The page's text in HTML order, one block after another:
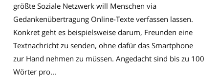
größte Soziale Netzwerk will Menschen via
Gedankenübertragung Online-Texte verfassen lassen.
Konkret geht es beispielsweise darum, Freunden eine
Textnachricht zu senden, ohne dafür das Smartphone
zur Hand nehmen zu müssen. Angedacht sind bis zu 100
Wörter pro...